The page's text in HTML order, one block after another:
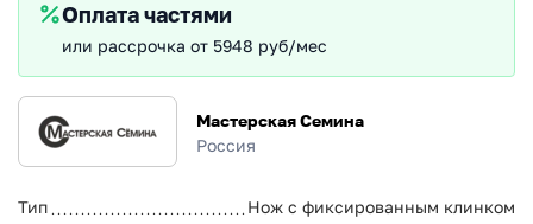
Мастерская Семина
Россия
Тип
Нож с фиксированным клинком
Оплата частями
или рассрочка от 5948 руб/мес